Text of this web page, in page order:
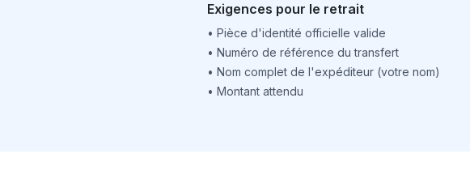
Exigences pour le retrait
• Pièce d'identité officielle valide
• Numéro de référence du transfert
• Nom complet de l'expéditeur (votre nom)
• Montant attendu